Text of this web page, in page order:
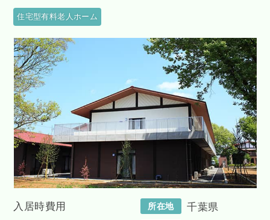
住宅型有料老人ホーム
入居時費用 所在地 千葉県